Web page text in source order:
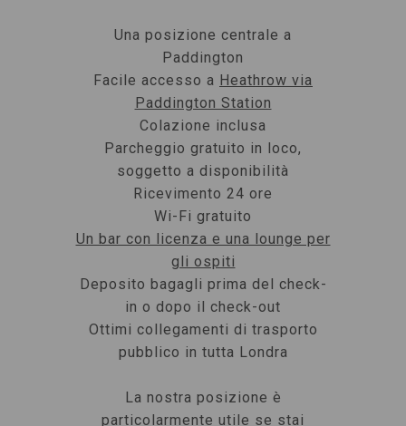
Una posizione centrale a
Paddington
Facile accesso a Heathrow via
Paddington Station
Colazione inclusa
Parcheggio gratuito in loco,
soggetto a disponibilità
Ricevimento 24 ore
Wi-Fi gratuito
Un bar con licenza e una lounge per
gli ospiti
Deposito bagagli prima del check-
in o dopo il check-out
Ottimi collegamenti di trasporto
pubblico in tutta Londra
La nostra posizione è
particolarmente utile se stai